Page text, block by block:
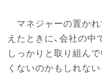
マネジャーの置かれ
えたときに、会社の中
しっかりと取り組ん
くないのかもしれな